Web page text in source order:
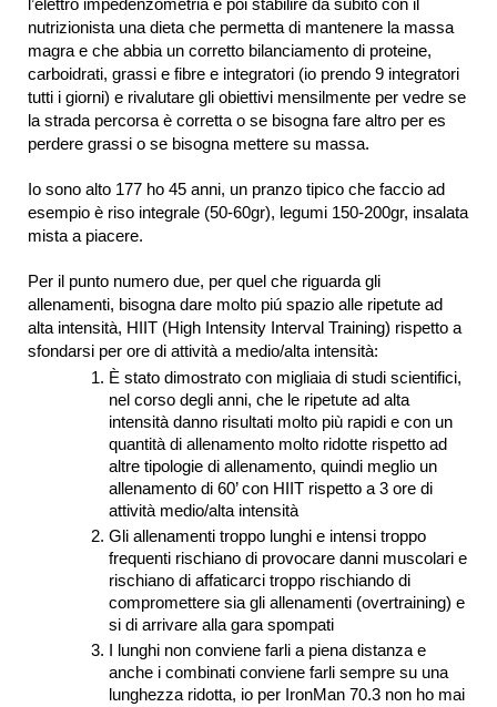
l’elettro impedenzometria e poi stabilire da subito con il
nutrizionista una dieta che permetta di mantenere la massa
magra e che abbia un corretto bilanciamento di proteine,
carboidrati, grassi e fibre e integratori (io prendo 9 integratori
tutti i giorni) e rivalutare gli obiettivi mensilmente per vedre se
la strada percorsa è corretta o se bisogna fare altro per es
perdere grassi o se bisogna mettere su massa.
Io sono alto 177 ho 45 anni, un pranzo tipico che faccio ad
esempio è riso integrale (50-60gr), legumi 150-200gr, insalata
mista a piacere.
Per il punto numero due, per quel che riguarda gli
allenamenti, bisogna dare molto piú spazio alle ripetute ad
alta intensità, HIIT (High Intensity Interval Training) rispetto a
sfondarsi per ore di attività a medio/alta intensità:
È stato dimostrato con migliaia di studi scientifici,
nel corso degli anni, che le ripetute ad alta
intensità danno risultati molto più rapidi e con un
quantità di allenamento molto ridotte rispetto ad
altre tipologie di allenamento, quindi meglio un
allenamento di 60’ con HIIT rispetto a 3 ore di
attività medio/alta intensità
Gli allenamenti troppo lunghi e intensi troppo
frequenti rischiano di provocare danni muscolari e
rischiano di affaticarci troppo rischiando di
compromettere sia gli allenamenti (overtraining) e
si di arrivare alla gara spompati
I lunghi non conviene farli a piena distanza e
anche i combinati conviene farli sempre su una
lunghezza ridotta, io per IronMan 70.3 non ho mai